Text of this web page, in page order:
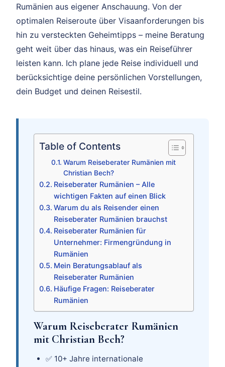
Rumänien aus eigener Anschauung. Von der
optimalen Reiseroute über Visaanforderungen bis
hin zu versteckten Geheimtipps – meine Beratung
geht weit über das hinaus, was ein Reiseführer
leisten kann. Ich plane jede Reise individuell und
berücksichtige deine persönlichen Vorstellungen,
dein Budget und deinen Reisestil.
Table of Contents
Warum Reiseberater Rumänien mit
Christian Bech?
Reiseberater Rumänien – Alle
wichtigen Fakten auf einen Blick
Warum du als Reisender einen
Reiseberater Rumänien brauchst
Reiseberater Rumänien für
Unternehmer: Firmengründung in
Rumänien
Mein Beratungsablauf als
Reiseberater Rumänien
Häufige Fragen: Reiseberater
Rumänien
Warum Reiseberater Rumänien
mit Christian Bech?
✅ 10+ Jahre internationale